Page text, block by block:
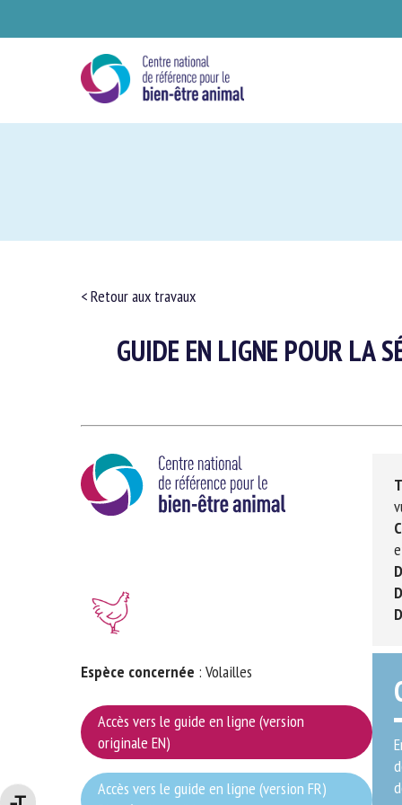
< Retour aux travaux
GUIDE EN LIGNE POUR LA
Espèce concernée : Volailles
Accès vers le guide en ligne (version
originale EN)
Accès vers le guide en ligne (version FR)